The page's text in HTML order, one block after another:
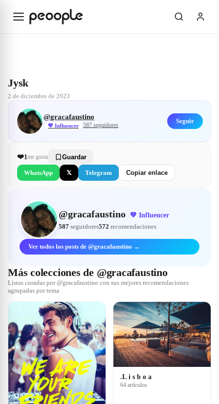
Jysk
2 de diciembre de 2023
@gracafaustino
💙 Influencer 587 seguidores
Seguir
❤️1me gusta Guardar
WhatsApp 𝕏 Telegram Copiar enlace
@gracafaustino 💙 Influencer
587 seguidores572 recomendaciones
Ver todos los posts de @gracafaustino →
Más colecciones de @gracafaustino
Listas curadas por @gracafaustino con sus mejores recomendaciones
agrupadas por tema
.L i s b o a
64 artículos